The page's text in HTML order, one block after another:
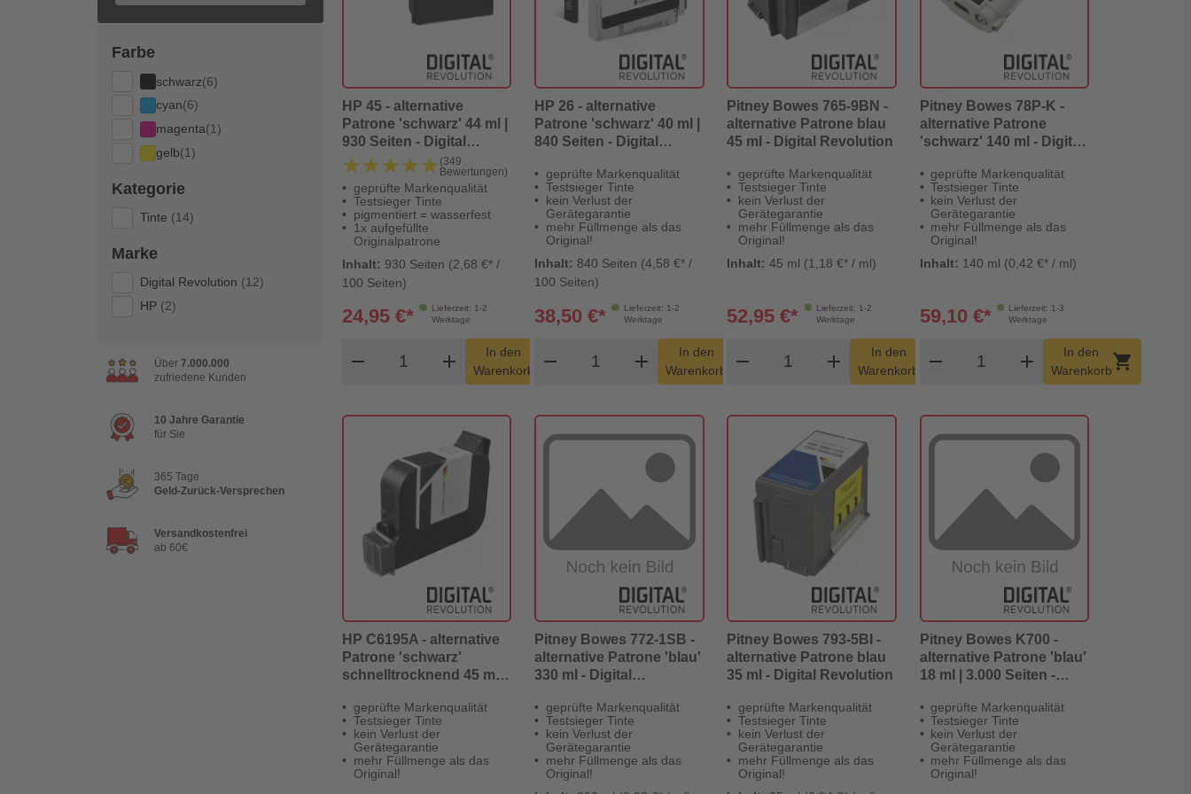
Farbe
schwarz(6)
cyan(6)
magenta(1)
gelb(1)
Kategorie
Tinte (14)
Marke
Digital Revolution (12)
HP (2)
Über 7.000.000
zufriedene Kunden
10 Jahre Garantie
für Sie
365 Tage
Geld-Zurück-Versprechen
Versandkostenfrei
ab 60€
HP 45 - alternative
Patrone 'schwarz' 44 ml |
930 Seiten - Digital
Revolution
★★★★★
★★★★★ (349
Bewertungen)
geprüfte Markenqualität
Testsieger Tinte
pigmentiert = wasserfest
1x aufgefüllte
Originalpatrone
Inhalt: 930 Seiten (2,68 €* /
100 Seiten)
Lieferzeit: 1-2
Werktage
24,95 €*
remove
Produkt Warenkorb Menge
add
In den
Warenkorb
shopping_cart
HP 26 - alternative
Patrone 'schwarz' 40 ml |
840 Seiten - Digital
geprüfte Markenqualität
Testsieger Tinte
kein Verlust der
Gerätegarantie
mehr Füllmenge als das
Original!
Inhalt: 840 Seiten (4,58 €* /
100 Seiten)
Lieferzeit: 1-2
Werktage
38,50 €*
remove
Produkt Warenkorb Menge
add
In den
Warenkorb
shopping_cart
Pitney Bowes 765-9BN -
alternative Patrone blau
45 ml - Digital Revolution
geprüfte Markenqualität
Testsieger Tinte
kein Verlust der
Gerätegarantie
mehr Füllmenge als das
Original!
Inhalt:45 ml (1,18 €* / ml)
Lieferzeit: 1-2
Werktage
52,95 €*
remove
Produkt Warenkorb Menge
add
In den
Warenkorb
shopping_cart
Pitney Bowes 78P-K -
alternative Patrone
'schwarz' 140 ml - Digital
geprüfte Markenqualität
Testsieger Tinte
kein Verlust der
Gerätegarantie
mehr Füllmenge als das
Original!
Inhalt: 140 ml (0,42 €* / ml)
Lieferzeit: 1-3
Werktage
59,10 €*
remove
Produkt Warenkorb Menge
add
In den
Warenkorbshopping_cart
HP C6195A - alternative
Patrone 'schwarz'
schnelltrocknend 45 ml -
geprüfte Markenqualität
Testsieger Tinte
kein Verlust der
Gerätegarantie
mehr Füllmenge als das
Original!
Pitney Bowes 772-1SB -
alternative Patrone 'blau'
330 ml - Digital
geprüfte Markenqualität
Testsieger Tinte
kein Verlust der
Gerätegarantie
mehr Füllmenge als das
Original!
Pitney Bowes 793-5BI -
alternative Patrone blau
35 ml - Digital Revolution
geprüfte Markenqualität
Testsieger Tinte
kein Verlust der
Gerätegarantie
mehr Füllmenge als das
Original!
Pitney Bowes K700 -
alternative Patrone 'blau'
18 ml | 3.000 Seiten -
geprüfte Markenqualität
Testsieger Tinte
kein Verlust der
Gerätegarantie
mehr Füllmenge als das
Original!